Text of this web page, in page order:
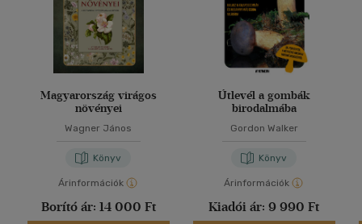
Magyarország virágos
növényei
Wagner János
Könyv
Árinformációk
Borító ár: 14 000 Ft
Útlevél a gombák
birodalmába
Gordon Walker
Könyv
Árinformációk
Kiadói ár: 9 990 Ft